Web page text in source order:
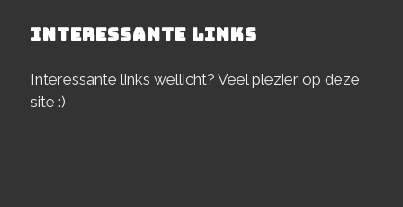
INTERESSANTE LINKS
Interessante links wellicht? Veel plezier op deze
site :)